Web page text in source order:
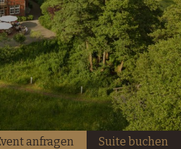
anfragen
Suite buchen